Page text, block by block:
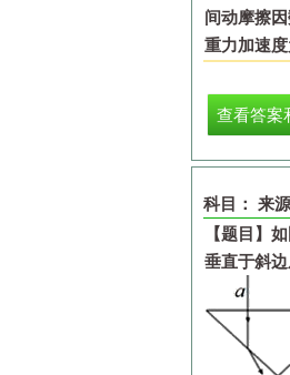
间动摩擦
重力加速
A.若
若给金
查看答案
科目： 来源
【题目】
垂直于斜